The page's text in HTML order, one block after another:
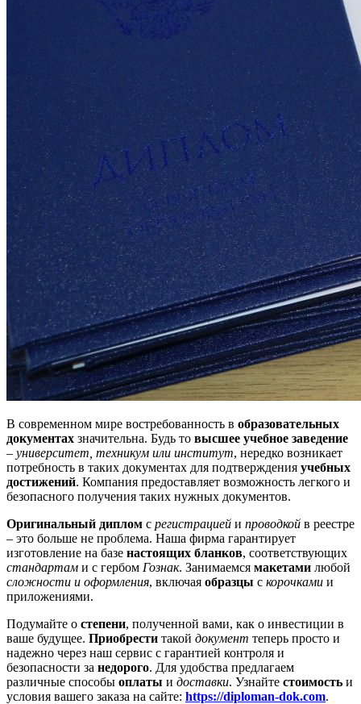
В современном мире востребованность в образовательных
документах значительна. Будь то высшее учебное заведение
– университет, техникум или институт, нередко возникает
потребность в таких документах для подтверждения учебных
достижений. Компания предоставляет возможность легкого и
безопасного получения таких нужных документов.
Оригинальный диплом с регистрацией и проводкой в реестре
– это больше не проблема. Наша фирма гарантирует
изготовление на базе настоящих бланков, соответствующих
стандартам и с гербом Гознак. Занимаемся макетами любой
сложности и оформления, включая образцы с корочками и
приложениями.
Подумайте о степени, полученной вами, как о инвестиции в
ваше будущее. Приобрести такой документ теперь просто и
надежно через наш сервис с гарантией контроля и
безопасности за недорого. Для удобства предлагаем
различные способы оплаты и доставки. Узнайте стоимость и
условия вашего заказа на сайте: https://diploman-dok.com.